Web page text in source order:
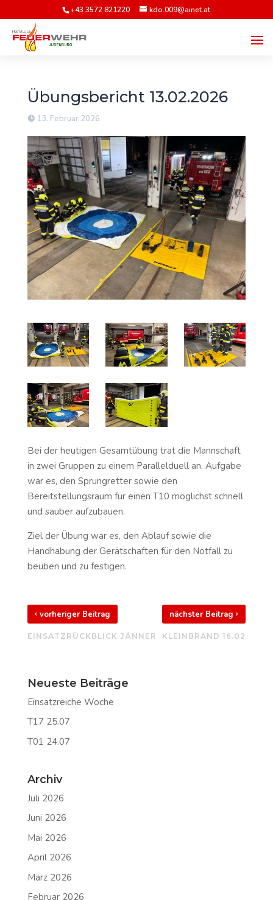
+43 3572 821220 kdo.009@ainet.at
Übungsbericht 13.02.2026
13. Februar 2026
Bei der heutigen Gesamtübung trat die Mannschaft
in zwei Gruppen zu einem Parallelduell an. Aufgabe
war es, den Sprungretter sowie den
Bereitstellungsraum für einen T10 möglichst schnell
und sauber aufzubauen.
Ziel der Übung war es, den Ablauf sowie die
Handhabung der Gerätschaften für den Notfall zu
beüben und zu festigen.
‹ vorheriger Beitrag
EINSATZRÜCKBLICK JÄNNER
nächster Beitrag›
KLEINBRAND 16.02
Neueste Beiträge
Einsatzreiche Woche
T17 25.07
T01 24.07
Archiv
Juli 2026
Juni 2026
Mai 2026
April 2026
März 2026
Februar 2026